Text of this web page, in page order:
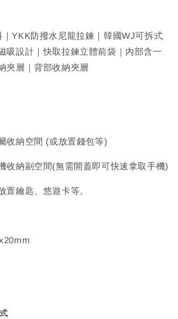
YKK防撥水尼龍拉鍊｜韓國WJ可拆式
吸設計｜快取拉鍊立體前袋｜內部含一
夾層｜背部收納夾層
收納空間 (或放置錢包等)
收納副空間(無需開蓋即可快速拿取手機)
置鑰匙、悠遊卡等。